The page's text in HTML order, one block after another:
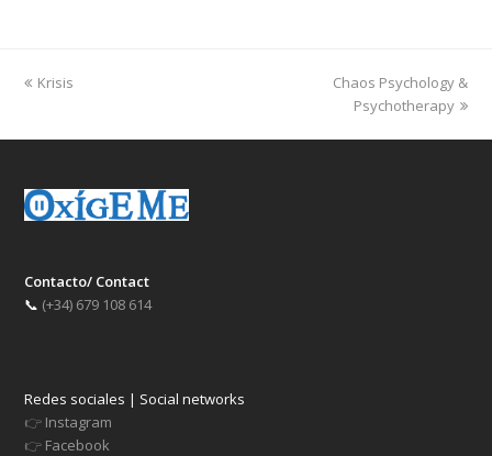
previous
Krisis
next
post:
Chaos Psychology &
Psychotherapy
Contacto/ Contact
📞 (+34) 679 108 614
Redes sociales | Social networks
👉 Instagram
👉 Facebook